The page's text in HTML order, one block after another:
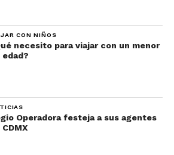
CON NIÑOS
necesito para viajar con un menor
edad?
Operadora festeja a sus agentes
CDMX